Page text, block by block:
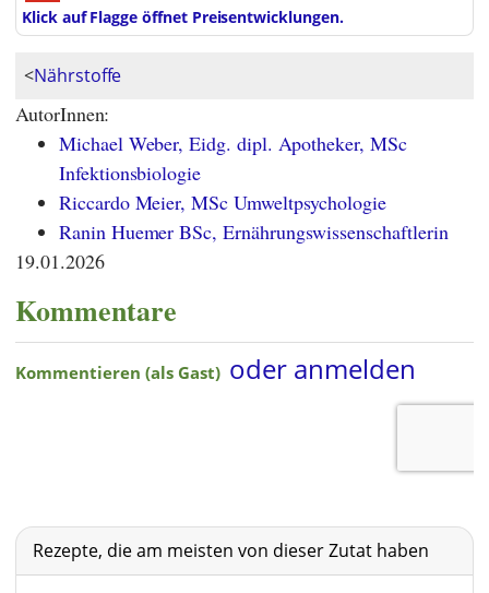
Klick auf Flagge öffnet Preisentwicklungen.
<Nährstoffe
AutorInnen:
Michael Weber, Eidg. dipl. Apotheker, MSc
Infektionsbiologie
Riccardo Meier, MSc Umweltpsychologie
Ranin Huemer BSc, Ernährungswissenschaftlerin
19.01.2026
Kommentare
Rezepte, die am meisten von dieser Zutat haben